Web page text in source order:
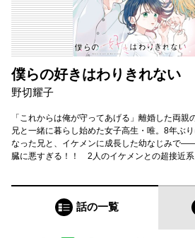
僕らの好きはわりきれない
野切耀子
「これからは俺が守ってあげる」離婚した両親
兄と一緒に暮らし始めた女子高生・唯。8年ぶ
なった兄と、イケメンに成長した幼なじみで
臓に悪すぎる！！ 2人のイケメンとの超接近系
話の一覧